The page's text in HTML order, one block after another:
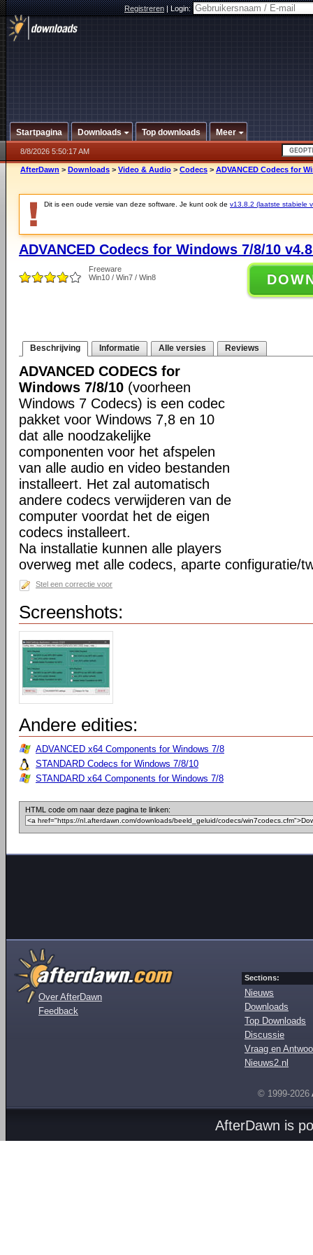
Registreren|Login:
Startpagina Downloads Top downloads Meer
8/8/2026 5:50:17 AM
AfterDawn > Downloads > Video & Audio > Codecs > ADVANCED Codecs for
Dit is een oude versie van deze software. Je kunt ook de v13.8.2 (laatste stabiele
ADVANCED Codecs for Windows 7/8/10
Freeware
Win10 / Win7 / Win8
Beschrijving Informatie Alle versies Reviews
ADVANCED CODECS for
Windows 7/8/10 (voorheen
Windows 7 Codecs) is een codec
pakket voor Windows 7,8 en 10
dat alle noodzakelijke
componenten voor het afspelen
van alle audio en video bestanden
installeert. Het zal automatisch
andere codecs verwijderen van de
computer voordat het de eigen
codecs installeert.
Na installatie kunnen alle players
overweg met alle codecs, aparte configuratie/
Stel een correctie voor
Screenshots:
Andere edities:
ADVANCED x64 Components for Windows 7/8
STANDARD Codecs for Windows 7/8/10
STANDARD x64 Components for Windows 7/8
HTML code om naar deze pagina te linken:
Over AfterDawn
Feedback
Sections:
Nieuws
Downloads
Top Downloads
Discussie
Vraag en
Nieuws2.nl
© 1999-2026
AfterDawn is